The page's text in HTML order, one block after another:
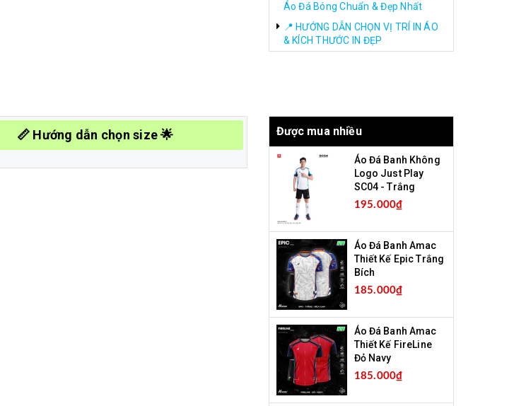
Áo Đá Bóng Chuẩn & Đẹp Nhất
📍 HƯỚNG DẪN CHỌN VỊ TRÍ IN ÁO
& KÍCH THƯỚC IN ĐẸP
📏 Hướng dẫn chọn size 🌟 Được mua nhiều
Áo Đá Banh Không
Logo Just Play
SC04 - Trắng
195.000₫
Áo Đá Banh Amac
Thiết Kế Epic Trắng
Bích
185.000₫
Áo Đá Banh Amac
Thiết Kế FireLine
Đỏ Navy
185.000₫